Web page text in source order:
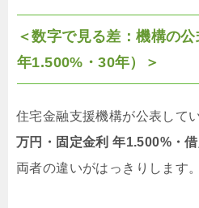
＜数字で見る差：機構の
年1.500%・30年）＞
住宅金融支援機構が公表して
万円・固定金利 年1.500%・
両者の違いがはっきりします。